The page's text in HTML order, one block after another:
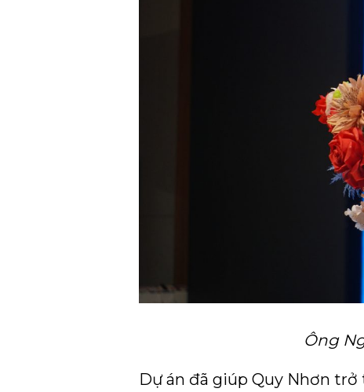
Ông
Dự án đã giúp Quy Nhơn